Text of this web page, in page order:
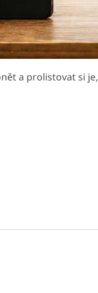
a prolistovat si je,